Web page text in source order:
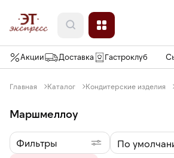
Акции Доставка Гастроклуб
Главная Каталог Кондитерские изделия
Маршмеллоу
Фильтры
По